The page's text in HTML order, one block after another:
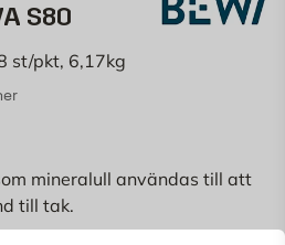
S80
st/pkt, 6,17kg
mineralull användas till att
till tak.